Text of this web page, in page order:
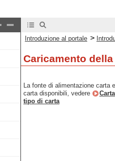
Introduzione al portale >
Caricamento
La fonte di alimentazione carta
carta disponibili, vedere
tipo di carta